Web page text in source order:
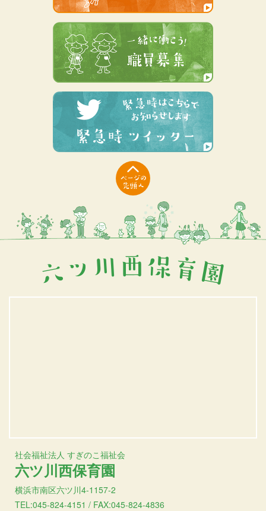
社会福祉法人 すぎのこ福祉会
六ツ川西保育園
横浜市南区六ツ川4-1157-2
TEL:045-824-4151 / FAX:045-824-4836